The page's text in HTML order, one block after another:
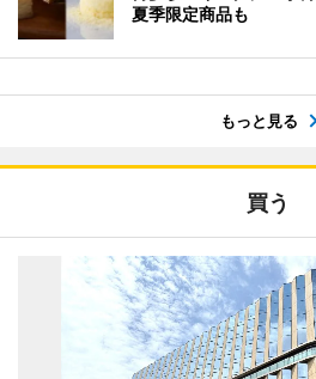
夏季限定商品も
もっと見る
買う